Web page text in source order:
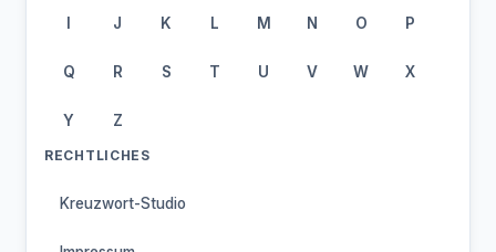
I J K L M N O P
Q R S T U V W X
Y Z
RECHTLICHES
Kreuzwort-Studio